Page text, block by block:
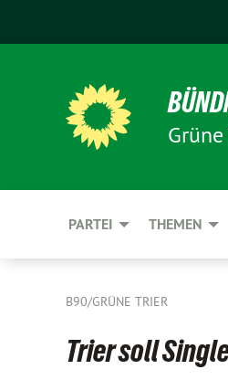
PARTEI THEMEN
B90/GRÜNE TRIER
Trier soll